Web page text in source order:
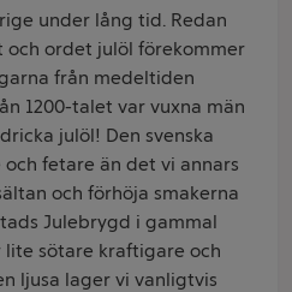
under lång tid. Redan
ordet julöl förekommer
från medeltiden
1200-talet var vuxna män
julöl! Den svenska
fetare än det vi annars
och förhöja smakerna
Julebrygd i gammal
lite sötare kraftigare och
ljusa lager vi vanligtvis